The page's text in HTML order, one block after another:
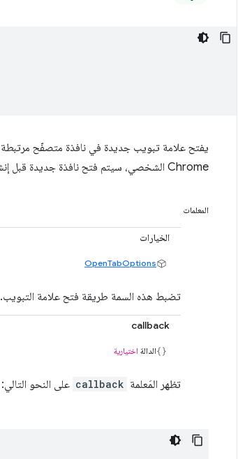
Chrome الشخصي، سيتم فتح نافذة جديدة قبل إنشاء علامة التبويب الجديدة.
المعلمات
الخيارات
OpenTabOptions
تضبط هذه السمة طريقة فتح علامة التبويب.
callback
الدالة اختيارية
تظهر المَعلمة callback على النحو التالي: